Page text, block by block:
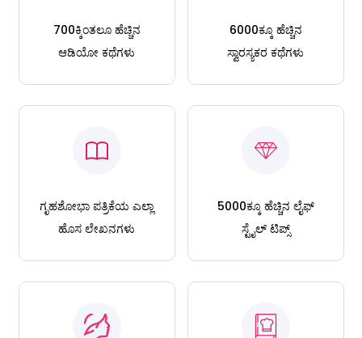
700ಕ್ಕಿಂತಲೂ ಹೆಚ್ಚಿನ
ಆಡಿಯೋ ಕಥೆಗಳು
6000ಕ್ಕೂ ಹೆಚ್ಚಿನ
ಸ್ವಾರಸ್ಯಕರ ಕಥೆಗಳು
ಗೃಹಶೋಭಾ ಪತ್ರಿಕೆಯ ಎಲ್ಲಾ
ಹೊಸ ಲೇಖನಗಳು
5000ಕ್ಕೂ ಹೆಚ್ಚಿನ ಲೈಫ್
ಸ್ಟೈಲ್ ಟಿಪ್ಸ್